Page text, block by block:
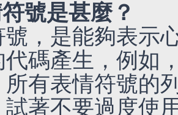
號是甚麼？
號，是能夠表示
代碼產生，例如
所有表情符號的
試著不要過度使